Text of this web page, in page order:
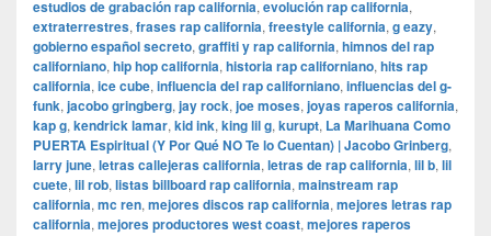
estudios de grabación rap california, evolución rap california,
extraterrestres, frases rap california, freestyle california, g eazy,
gobierno español secreto, graffiti y rap california, himnos del rap
californiano, hip hop california, historia rap californiano, hits rap
california, ice cube, influencia del rap californiano, influencias del g-
funk, jacobo gringberg, jay rock, joe moses, joyas raperos california,
kap g, kendrick lamar, kid ink, king lil g, kurupt, La Marihuana Como
PUERTA Espiritual (Y Por Qué NO Te lo Cuentan) | Jacobo Grinberg,
larry june, letras callejeras california, letras de rap california, lil b, lil
cuete, lil rob, listas billboard rap california, mainstream rap
california, mc ren, mejores discos rap california, mejores letras rap
california, mejores productores west coast, mejores raperos